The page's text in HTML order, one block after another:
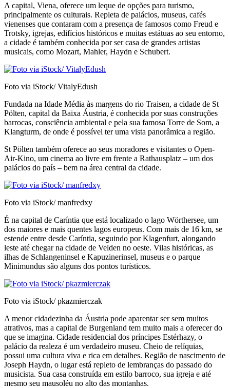
A capital, Viena, oferece um leque de opções para turismo,
principalmente os culturais. Repleta de palácios, museus, cafés
vienenses que contaram com a presença de famosos como Freud e
Trotsky, igrejas, edifícios históricos e muitas estátuas ao seu entorno,
a cidade é também conhecida por ser casa de grandes artistas
musicais, como Mozart, Mahler, Haydn e Schubert.
Foto via iStock/ VitalyEdush
Fundada na Idade Média às margens do rio Traisen, a cidade de St
Pölten, capital da Baixa Áustria, é conhecida por suas construções
barrocas, consciência ambiental e pela sua famosa Torre de Som, a
Klangturm, de onde é possível ter uma vista panorâmica a região.
St Pölten também oferece ao seus moradores e visitantes o Open-
Air-Kino, um cinema ao livre em frente a Rathausplatz – um dos
palácios do país – bem na área central da cidade.
Foto via iStock/ manfredxy
É na capital de Caríntia que está localizado o lago Wörthersee, um
dos maiores e mais quentes lagos europeus. Com mais de 16 km, se
estende entre desde Caríntia, seguindo por Klagenfurt, alongando
leste até chegar na cidade de Velden no oeste. Vilas históricas, as
ilhas de Schlangeninsel e Kapuzinerinsel, museus e o parque
Minimundus são alguns dos pontos turísticos.
Foto via iStock/ pkazmierczak
A menor cidadezinha da Áustria pode aparentar ser sem muitos
atrativos, mas a capital de Burgenland tem muito mais a oferecer do
que se imagina. Cidade residencial dos príncipes Estérhazy, o
palácio da realeza é um verdadeiro museu. Cheio de relíquias,
possui uma cultura viva e rica em detalhes. Região de nascimento de
Joseph Haydn, o lugar está repleto de lembranças do passado do
musicista. Sua casa construída em estilo barroco, sua igreja e até
mesmo seu mausoléu no alto das montanhas.